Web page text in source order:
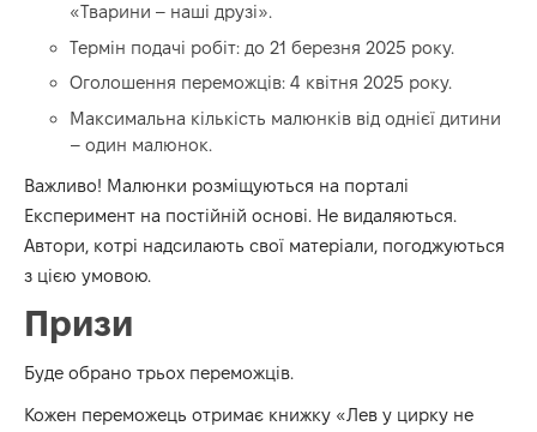
«Тварини – наші друзі».
Термін подачі робіт: до 21 березня 2025 року.
Оголошення переможців: 4 квітня 2025 року.
Максимальна кількість малюнків від однієї дитини
– один малюнок.
Важливо! Малюнки розміщуються на порталі
Експеримент на постійній основі. Не видаляються.
Автори, котрі надсилають свої матеріали, погоджуються
з цією умовою.
Призи
Буде обрано трьох переможців.
Кожен переможець отримає книжку «Лев у цирку не